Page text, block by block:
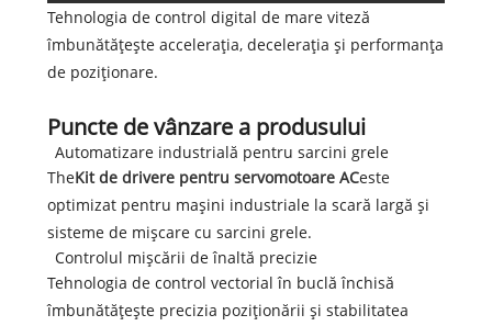
Tehnologia de control digital de mare viteză
îmbunătățește accelerația, decelerația și performanța
de poziționare.
Puncte de vânzare a produsului
Automatizare industrială pentru sarcini grele
TheKit de drivere pentru servomotoare ACeste
optimizat pentru mașini industriale la scară largă și
sisteme de mișcare cu sarcini grele.
Controlul mișcării de înaltă precizie
Tehnologia de control vectorial în buclă închisă
îmbunătățește precizia poziționării și stabilitatea